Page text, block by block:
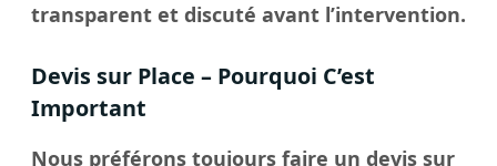
transparent et discuté avant l’intervention.
Devis sur Place – Pourquoi C’est
Important
Nous préférons toujours faire un devis sur